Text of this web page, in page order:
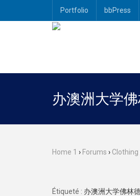
Portfolio bbPress
办澳洲大学
Home 1 › Forums › Clothing
Étiqueté : 办澳洲大学佛林